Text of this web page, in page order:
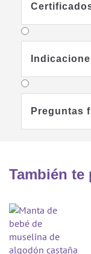
Lavable
No
Preguntas
También te